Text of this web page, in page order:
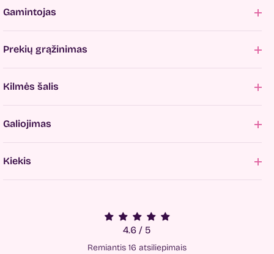
Gamintojas
Prekių grąžinimas
Kilmės šalis
Galiojimas
Kiekis
4.6 / 5
Remiantis 16 atsiliepimais